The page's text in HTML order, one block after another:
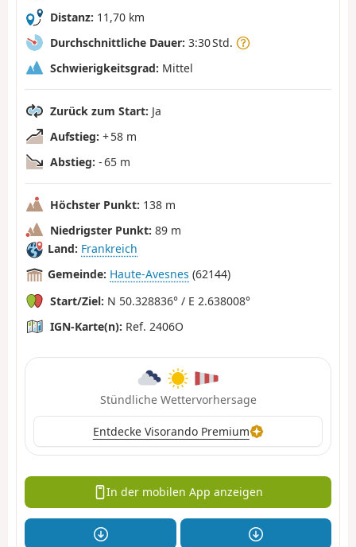
Distanz: 11,70 km
Durchschnittliche Dauer: 3:30 Std.
Schwierigkeitsgrad: Mittel
Zurück zum Start: Ja
Aufstieg: + 58 m
Abstieg: - 65 m
Höchster Punkt: 138 m
Niedrigster Punkt: 89 m
Land: Frankreich
Gemeinde: Haute-Avesnes (62144)
Start/Ziel: N 50.328836° / E 2.638008°
IGN-Karte(n): Ref. 2406O
Stündliche Wettervorhersage
Entdecke Visorando Premium
In der mobilen App anzeigen